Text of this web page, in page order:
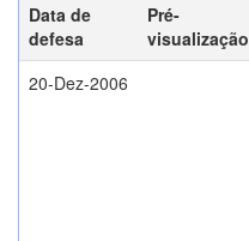
Data de
defesa
Pré-
visualização
20-Dez-2006